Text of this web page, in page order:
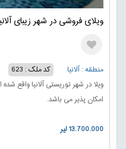
ویلای فروشی در شهر زیبای
منطقه : آلانیا
کد ملک : 623
ویلا در شهر توریستی آلانیا واقع
امکان پذیر می باشد.
13.700.000 لیر